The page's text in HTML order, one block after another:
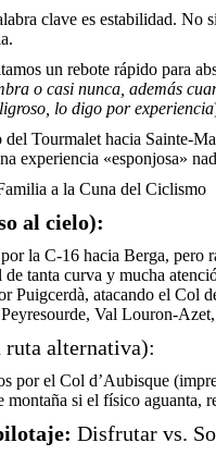
clave es estabilidad. No
un rebote rápido para
o casi nunca, además
lo digo por experiencia
del Tourmalet hacia Sainte-
experiencia «esponjosa»
a la Cuna del Ciclismo
al cielo):
la C-16 hacia Berga, pero
tanta curva y mucha
Puigcerdà, atacando el Col
Val Louron-
ruta alternativa):
por el Col d’Aubisque
montaña si el físico aguanta,
Disfrutar vs.